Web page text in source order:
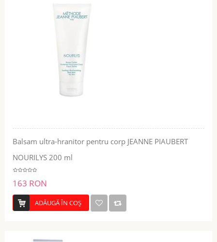
Balsam ultra-hranitor pentru corp JEANNE PIAUBERT
NOURILYS 200 ml
163 RON
ADĂUGĂ ÎN COŞ